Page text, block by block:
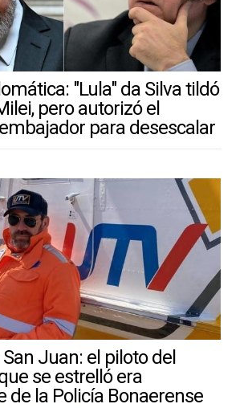
"Lula" da Silva tildó
pero autorizó el
para desescalar
Juan: el piloto del
se estrelló era
de la Policía Bonaerense